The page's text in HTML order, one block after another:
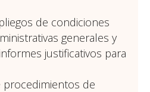
de condiciones
generales y
justificativos para
procedimientos de